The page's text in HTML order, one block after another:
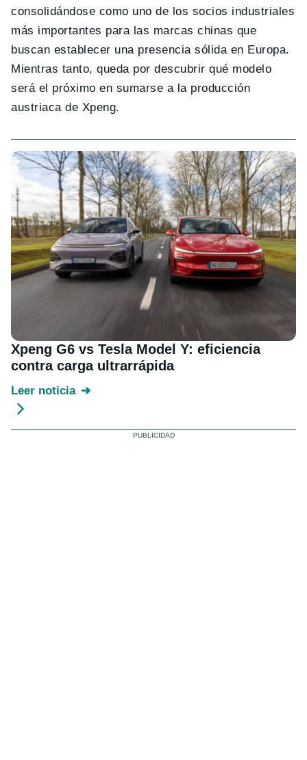
consolidándose como uno de los socios industriales
más importantes para las marcas chinas que
buscan establecer una presencia sólida en Europa.
Mientras tanto, queda por descubrir qué modelo
será el próximo en sumarse a la producción
austriaca de Xpeng.
Xpeng G6 vs Tesla Model Y: eficiencia
contra carga ultrarrápida
Leer noticia